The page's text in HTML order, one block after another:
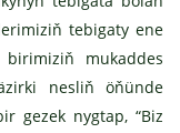
tebigaty ene
mukaddes
nesliň öňünde
gezek nygtap, “Biz